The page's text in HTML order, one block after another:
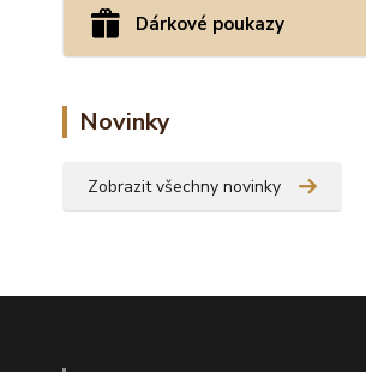
Dárkové poukazy
Novinky
Zobrazit všechny novinky